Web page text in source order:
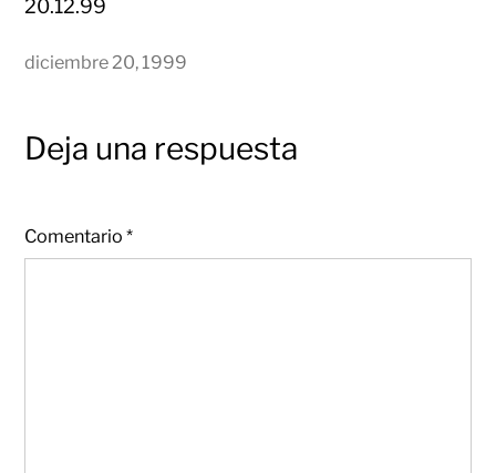
20.12.99
diciembre 20, 1999
Deja una respuesta
Comentario*